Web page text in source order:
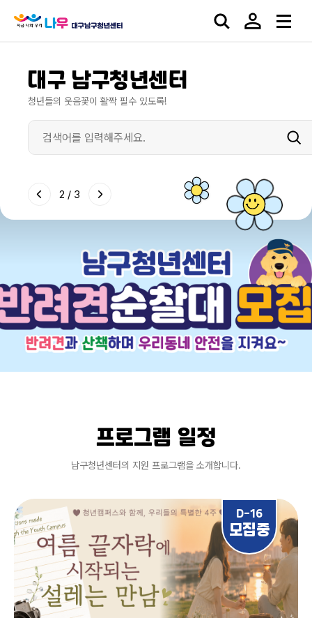
대구 남구청년센터
청년들의 웃음꽃이 활짝 필수 있도록!
2 / 3
프로그램 일정
남구청년센터의 지원 프로그램을 소개합니다.
D-16
모집중